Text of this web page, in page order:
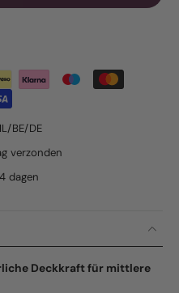
BE/DE
verzonden
dagen
Deckkraft für mittlere